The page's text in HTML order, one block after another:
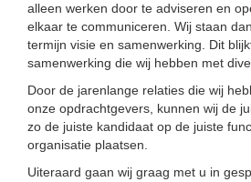
alleen werken door te adviseren en
elkaar te communiceren. Wij staan
termijn visie en samenwerking. Dit
samenwerking die wij hebben met
Door de jarenlange relaties die wij
onze opdrachtgevers, kunnen wij de
zo de juiste kandidaat op de juiste
organisatie plaatsen.
Uiteraard gaan wij graag met u in